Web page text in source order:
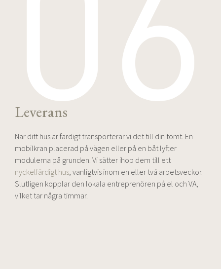
Leverans
När ditt hus är färdigt transporterar vi det till din tomt. En
mobilkran placerad på vägen eller på en båt lyfter
modulerna på grunden. Vi sätter ihop dem till ett
nyckelfärdigt hus , vanligtvis inom en eller två arbetsveckor.
Slutligen kopplar den lokala entreprenören på el och VA,
vilket tar några timmar.